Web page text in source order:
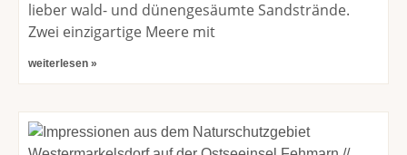
lieber wald- und dünengesäumte Sandstrände.
Zwei einzigartige Meere mit
weiterlesen »